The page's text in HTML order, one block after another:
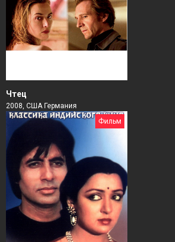
Чтец
2008, США Германия
Фильм